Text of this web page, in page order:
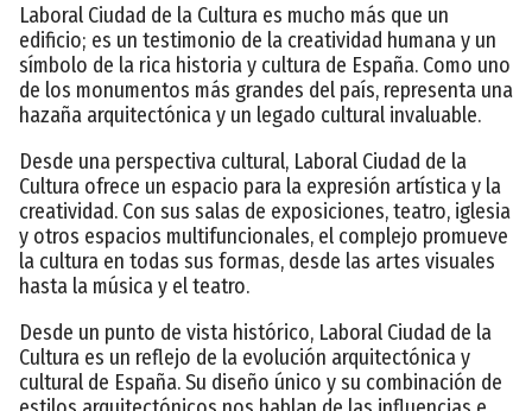
Laboral Ciudad de la Cultura es mucho más que un
edificio; es un testimonio de la creatividad humana y un
símbolo de la rica historia y cultura de España. Como uno
de los monumentos más grandes del país, representa una
hazaña arquitectónica y un legado cultural invaluable.
Desde una perspectiva cultural, Laboral Ciudad de la
Cultura ofrece un espacio para la expresión artística y la
creatividad. Con sus salas de exposiciones, teatro, iglesia
y otros espacios multifuncionales, el complejo promueve
la cultura en todas sus formas, desde las artes visuales
hasta la música y el teatro.
Desde un punto de vista histórico, Laboral Ciudad de la
Cultura es un reflejo de la evolución arquitectónica y
cultural de España. Su diseño único y su combinación de